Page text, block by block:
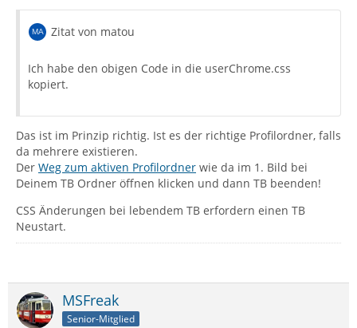
Zitat von matou
Ich habe den obigen Code in die userChrome.css
kopiert.
Das ist im Prinzip richtig. Ist es der richtige Profilordner, falls
da mehrere existieren.
Der Weg zum aktiven Profilordner wie da im 1. Bild bei
Deinem TB Ordner öffnen klicken und dann TB beenden!
CSS Änderungen bei lebendem TB erfordern einen TB
Neustart.
MSFreak
Senior-Mitglied